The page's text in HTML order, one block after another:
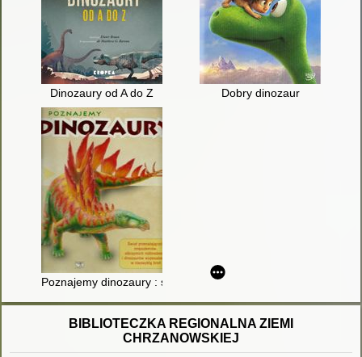
Dinozaury od A do Z Dobry dinozaur
Poznajemy dinozaury : świat przerażających mięsożerców,
BIBLIOTECZKA REGIONALNA ZIEMI
CHRZANOWSKIEJ